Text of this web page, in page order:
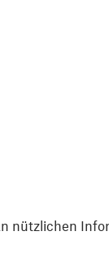
nützlichen